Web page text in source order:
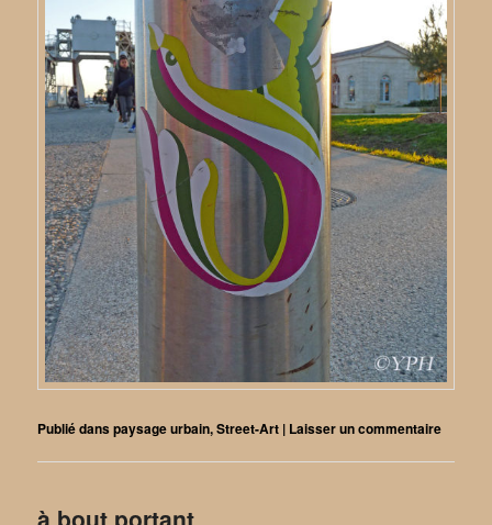
Publié danspaysage urbain,Street-Art | Laisser un commentaire